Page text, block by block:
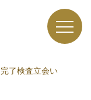
了検査立会い